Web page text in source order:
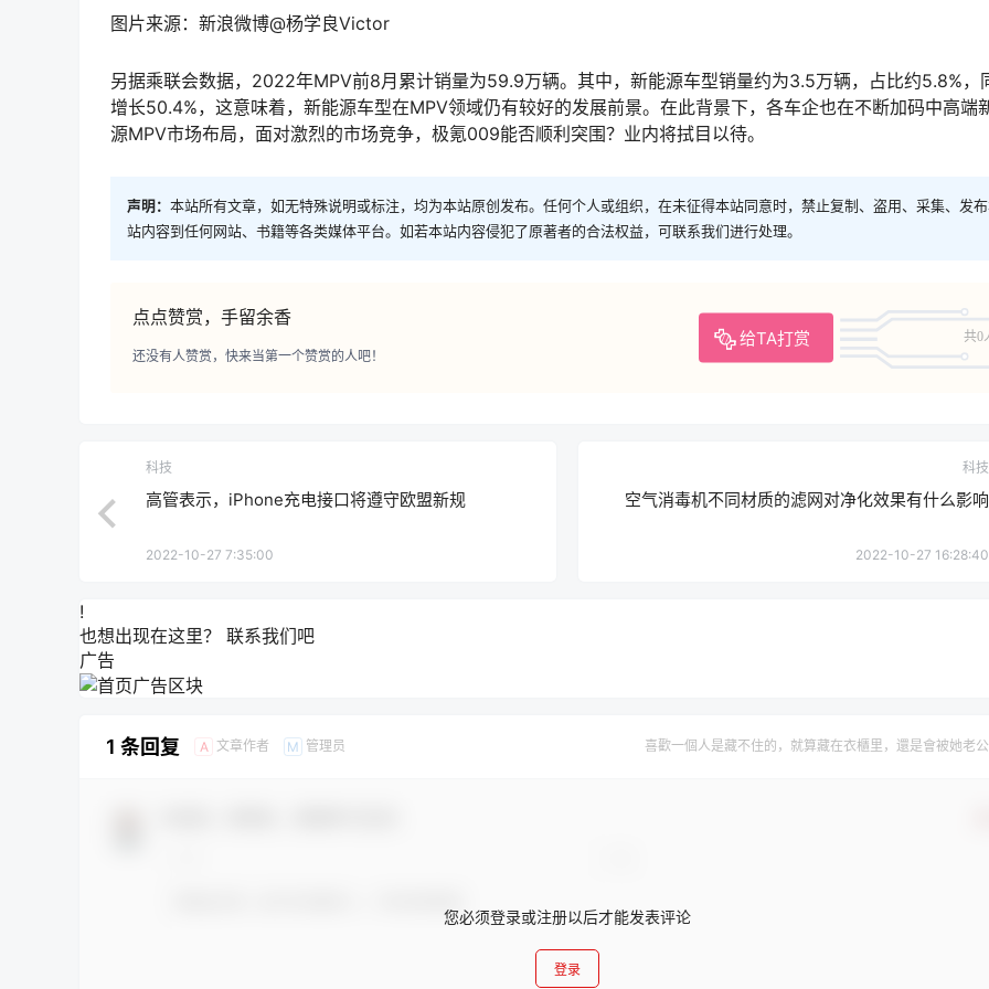
图片来源：新浪微博@杨学良Victor
另据乘联会数据，2022年MPV前8月累计销量为59.9万辆。其中，新能源车型销量约为3.5万辆，占比约5.8%，
增长50.4%，这意味着，新能源车型在MPV领域仍有较好的发展前景。在此背景下，各车企也在不断加码中高端
源MPV市场布局，面对激烈的市场竞争，极氪009能否顺利突围？业内将拭目以待。
声明： 本站所有文章，如无特殊说明或标注，均为本站原创发布。任何个人或组织，在未征得本站同意时，禁止复制、盗用、采集、发
站内容到任何网站、书籍等各类媒体平台。如若本站内容侵犯了原著者的合法权益，可联系我们进行处理。
点点赞赏，手留余香
给TA打赏 共0
还没有人赞赏，快来当第一个赞赏的人吧！
科技
高管表示，iPhone充电接口将遵守欧盟新规
2022-10-27 7:35:00
科技
空气消毒机不同材质的滤网对净化效果有什么影响
2022-10-27 16:28:40
!
也想出现在这里？ 联系我们吧
广告
1 条回复 A 文章作者 M 管理员 喜歡一個人是藏不住的，就算藏在衣櫃里，還是會被她老公
您必须登录或注册以后才能发表评论
登录